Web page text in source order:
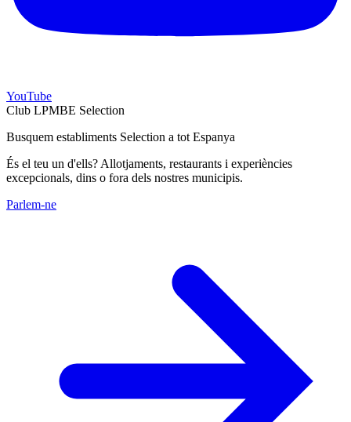
YouTube
Club LPMBE Selection
Busquem establiments Selection a tot Espanya
És el teu un d'ells? Allotjaments, restaurants i experiències
excepcionals, dins o fora dels nostres municipis.
Parlem-ne